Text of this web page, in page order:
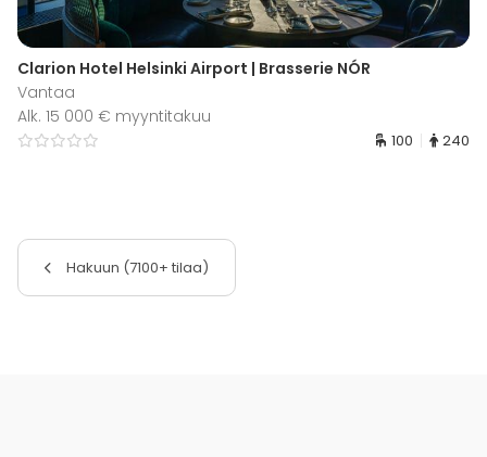
Clarion Hotel Helsinki Airport | Brasserie NÓR
Vantaa
Alk. 15 000 € myyntitakuu
100 240
Hakuun (7100+ tilaa)